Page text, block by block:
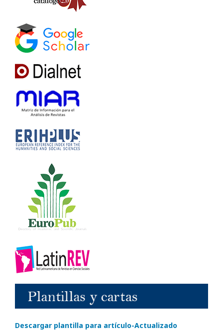
Descargar plantilla para artículo-Actualizado